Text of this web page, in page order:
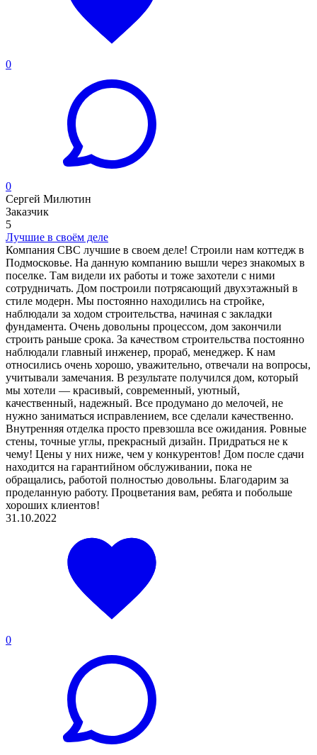
0
0
Сергей Милютин
Заказчик
5
Лучшие в своём деле
Компания CBC лучшие в своем деле! Строили нам коттедж в
Подмосковье. На данную компанию вышли через знакомых в
поселке. Там видели их работы и тоже захотели с ними
сотрудничать. Дом построили потрясающий двухэтажный в
стиле модерн. Мы постоянно находились на стройке,
наблюдали за ходом строительства, начиная с закладки
фундамента. Очень довольны процессом, дом закончили
строить раньше срока. За качеством строительства постоянно
наблюдали главный инженер, прораб, менеджер. К нам
относились очень хорошо, уважительно, отвечали на вопросы,
учитывали замечания. В результате получился дом, который
мы хотели — красивый, современный, уютный,
качественный, надежный. Все продумано до мелочей, не
нужно заниматься исправлением, все сделали качественно.
Внутренняя отделка просто превзошла все ожидания. Ровные
стены, точные углы, прекрасный дизайн. Придраться не к
чему! Цены у них ниже, чем у конкурентов! Дом после сдачи
находится на гарантийном обслуживании, пока не
обращались, работой полностью довольны. Благодарим за
проделанную работу. Процветания вам, ребята и побольше
хороших клиентов!
31.10.2022
0